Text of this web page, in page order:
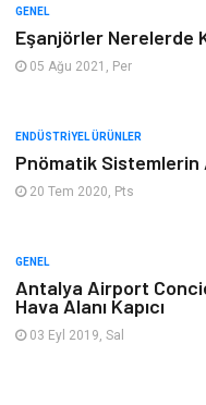
Hizmet
Bahçe Ev
Basın
GENEL
Eşanjörler Nerelerde
05 Ağu 2021, Per
ENDÜSTRIYEL ÜRÜNLER
Pnömatik Sistemlerin
20 Tem 2020, Pts
GENEL
Antalya Airport
Hava Alanı Kapıcı
03 Eyl 2019, Sal